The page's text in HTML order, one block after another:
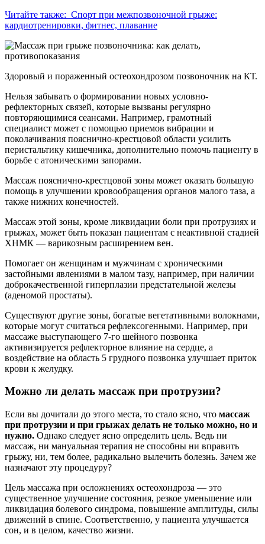
Читайте также: Спорт при межпозвоночной грыже:
кардиотренировки, фитнес, плавание
Здоровый и пораженный остеохондрозом позвоночник на КТ.
Нельзя забывать о формировании новых условно-
рефлекторных связей, которые вызваны регулярно
повторяющимися сеансами. Например, грамотный
специалист может с помощью приемов вибрации и
поколачивания пояснично-крестцовой области усилить
перистальтику кишечника, дополнительно помочь пациенту в
борьбе с атоническими запорами.
Массаж пояснично-крестцовой зоны может оказать большую
помощь в улучшении кровообращения органов малого таза, а
также нижних конечностей.
Массаж этой зоны, кроме ликвидации боли при протрузиях и
грыжах, может быть показан пациентам с неактивной стадией
ХНМК — варикозным расширением вен.
Помогает он женщинам и мужчинам с хроническими
застойными явлениями в малом тазу, например, при наличии
доброкачественной гиперплазии предстательной железы
(аденомой простаты).
Существуют другие зоны, богатые вегетативными волокнами,
которые могут считаться рефлексогенными. Например, при
массаже выступающего 7-го шейного позвонка
активизируется рефлекторное влияние на сердце, а
воздействие на область 5 грудного позвонка улучшает приток
крови к желудку.
Можно ли делать массаж при протрузии?
Если вы дочитали до этого места, то стало ясно, что массаж
при протрузии и при грыжах делать не только можно, но и
нужно. Однако следует ясно определить цель. Ведь ни
массаж, ни мануальная терапия не способны ни вправить
грыжу, ни, тем более, радикально вылечить болезнь. Зачем же
назначают эту процедуру?
Цель массажа при осложнениях остеохондроза — это
существенное улучшение состояния, резкое уменьшение или
ликвидация болевого синдрома, повышение амплитуды, силы
движений в спине. Соответственно, у пациента улучшается
сон, и в целом, качество жизни.